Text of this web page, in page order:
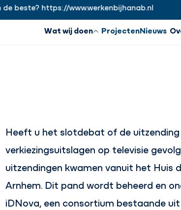
https://www.werkenbijhanab.nl
Wat wij doen ProjectenNieuws
Heeft u het slotdebat of de
verkiezingsuitslagen op televisie
uitzendingen kwamen vanuit het Huis
Arnhem. Dit pand wordt beheerd en
iDNova, een consortium bestaande uit